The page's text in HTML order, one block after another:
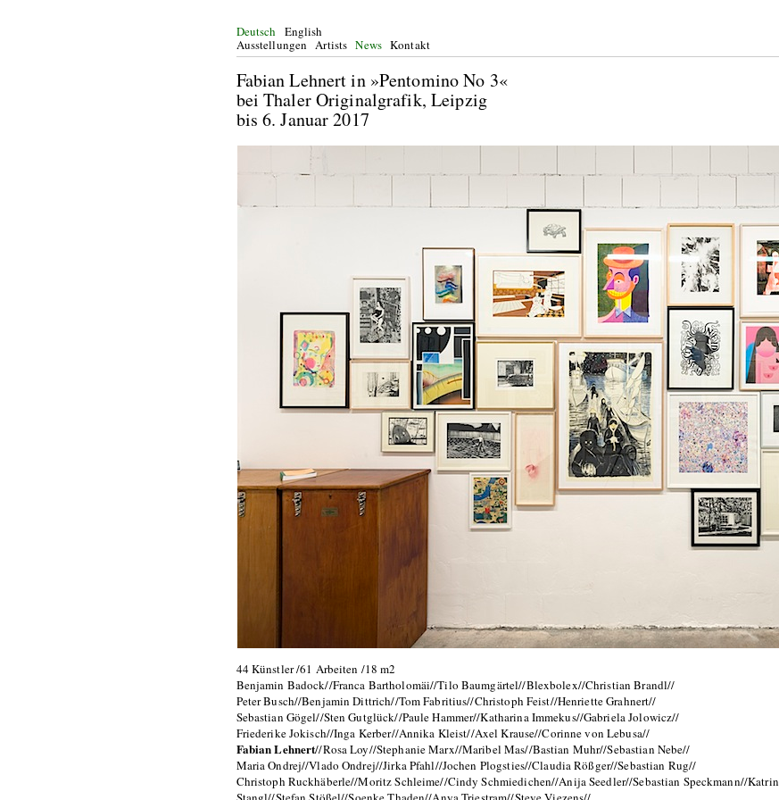
Deutsch
English
Ausstellungen Artists News Kontakt
Fabian Lehnert in »Pentomino No 3«
bei Thaler Originalgrafik, Leipzig
bis 6. Januar 2017
44 Künstler /61 Arbeiten /18 m2
Benjamin Badock//Franca Bartholomäi//Tilo Baumgärtel//Blexbolex//Christian Brandl//
Peter Busch//Benjamin Dittrich//Tom Fabritius//Christoph Feist//Henriette Grahnert//
Sebastian Gögel//Sten Gutglück//Paule Hammer//Katharina Immekus//Gabriela Jolowicz//
Friederike Jokisch//Inga Kerber//Annika Kleist//Axel Krause//Corinne von Lebusa//
Fabian Lehnert//Rosa Loy//Stephanie Marx//Maribel Mas//Bastian Muhr//Sebastian Nebe//
Maria Ondrej//Vlado Ondrej//Jirka Pfahl//Jochen Plogsties//Claudia Rößger//Sebastian Rug//
Christoph Ruckhäberle//Moritz Schleime//Cindy Schmiedichen//Anija Seedler//Sebastian Speckmann//Katrin